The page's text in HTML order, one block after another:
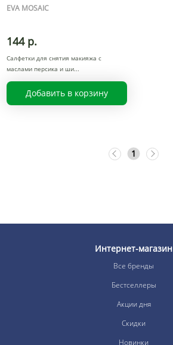
EVA MOSAIC
144 р.
Салфетки для снятия макияжа с
маслами персика и ши
Добавить в корзину
1
Интернет-магазин
Все бренды
Бестселлеры
Акции дня
Скидки
Новинки